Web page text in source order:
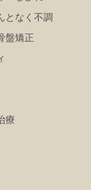
となく不調
盤矯正
療